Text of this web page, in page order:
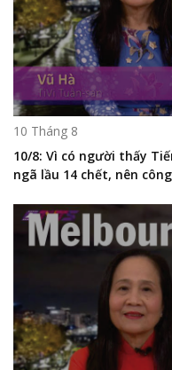
10 Tháng 8
10/8: Vì có người thấy
ngã lầu 14 chết, nên